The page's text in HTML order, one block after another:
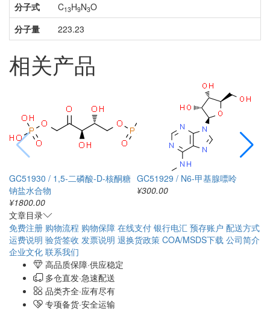
分子式
C13H9N3O
分子量
223.23
相关产品
GC51930 / 1,5-二磷酸-D-核酮糖
钠盐水合物
¥1800.00
GC51929 / N6-甲基腺嘌呤
¥300.00
文章目录
免费注册 购物流程 购物保障 在线支付 银行电汇 预存账户 配送方式
运费说明 验货签收 发票说明 退换货政策 COA/MSDS下载 公司简介
企业文化 联系我们
高品质保障·供应稳定
多仓直发·急速配送
品类齐全·应有尽有
专项备货·安全运输